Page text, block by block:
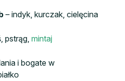
– indyk, kurczak, cielęcina
pstrąg, mintaj
i bogate w